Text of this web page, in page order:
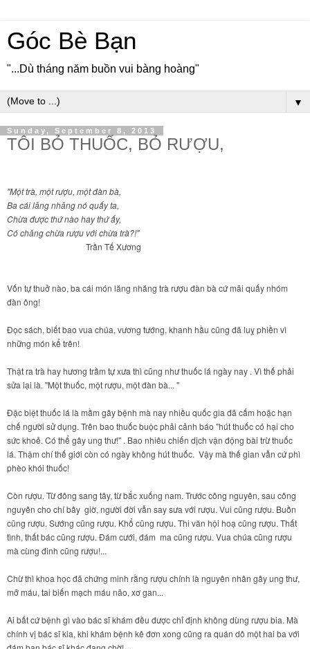
Góc Bè Bạn
"...Dù tháng năm buồn vui bàng hoàng"
▼
Sunday, September 8, 2013
TÔI BỎ THUỐC, BỎ RƯỢU,
"Một trà, một rượu, một đàn bà,
Ba cái lăng nhăng nó quấy ta,
Chừa được thứ nào hay thứ ấy,
Có chăng chừa rượu với chừa trà?!"
Trần Tế Xương
Vốn tự thuở nào, ba cái món lăng nhăng trà rượu đàn bà cứ mãi quấy nhóm
đàn ông!
Đọc sách, biết bao vua chúa, vương tướng, khanh hầu cũng đã luỵ phiền vì
những món kể trên!
Thật ra trà hay hương trầm tự xưa thì cũng như thuốc lá ngày nay . Vì thế phải
sửa lại là. "Một thuốc, một rượu, một đàn bà... "
Đặc biệt thuốc lá là mầm gây bệnh mà nay nhiều quốc gia đã cấm hoặc hạn
chế người sử dụng. Trên bao thuốc buộc phải cảnh báo "hút thuốc có hại cho
sức khoẻ. Có thể gây ung thư!" . Bao nhiêu chiến dịch vận động bài trừ thuốc
lá. Thậm chí thế giới còn có ngày không hút thuốc. Vậy mà thế gian vẫn cứ phì
phèo khói thuốc!
Còn rượu. Từ đông sang tây, từ bắc xuống nam. Trước công nguyên, sau công
nguyên cho chí bây giờ, người đời vẫn say sưa với rượu. Vui cũng rượu. Buồn
cũng rượu. Sướng cũng rượu. Khổ cũng rượu. Thi văn hội hoạ cũng rượu. Thất
tình, thất bác cũng rượu. Đám cưới, đám ma cũng rượu. Vua chúa cũng rượu
mà cùng đinh cũng rượu!...
Chừ thì khoa học đã chứng minh rằng rượu chính là nguyên nhân gây ung thư,
mỡ máu, tai biến mạch máu não, xơ gan...
Ai bất cứ bệnh gì vào bác sĩ khám đều được chỉ định không dùng rượu bia. Mà
chính vị bác sĩ kia, khi khám bệnh kê đơn xong cũng ra quán dô một hai ba với